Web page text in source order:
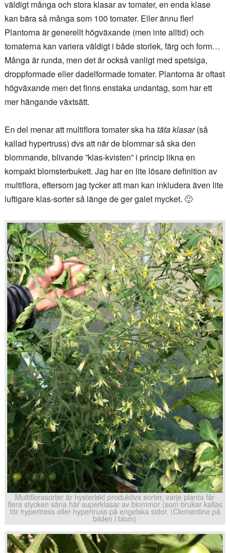
väldigt många och stora klasar av tomater, en enda klase
kan bära så många som 100 tomater. Eller ännu fler!
Plantorna är generellt högväxande (men inte alltid) och
tomaterna kan variera väldigt i både storlek, färg och form…
Många är runda, men det är också vanligt med spetsiga,
droppformade eller dadelformade tomater. Plantorna är oftast
högväxande men det finns enstaka undantag, som har ett
mer hängande växtsätt.
En del menar att multiflora tomater ska hatäta klasar(så
kallad hypertruss) dvs att när de blommar så ska den
blommande, blivande ”klas-kvisten” i princip likna en
kompakt blomsterbukett. Jag har en lite lösare definition av
multiflora, eftersom jag tycker att man kan inkludera även lite
luftigare klas-sorter så länge de ger galet mycket. 🙂
Multiflorasorter är hysteriskt produktiva sorter, varje planta får
flera stycken såna här superklasar av blommor (som brukar kallas
för hypertress eller hypertruss på engelska sidor. (Clementine på
bilden i blom)